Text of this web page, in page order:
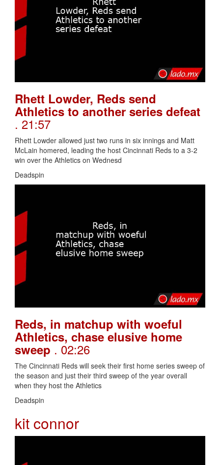
Rhett Lowder, Reds send
Athletics to another series defeat
. 21:57
Rhett Lowder allowed just two runs in six innings and Matt
McLain homered, leading the host Cincinnati Reds to a 3-2
win over the Athletics on Wednesd
Deadspin
Reds, in matchup with woeful
Athletics, chase elusive home
sweep . 02:26
The Cincinnati Reds will seek their first home series sweep of
the season and just their third sweep of the year overall
when they host the Athletics
Deadspin
kit connor